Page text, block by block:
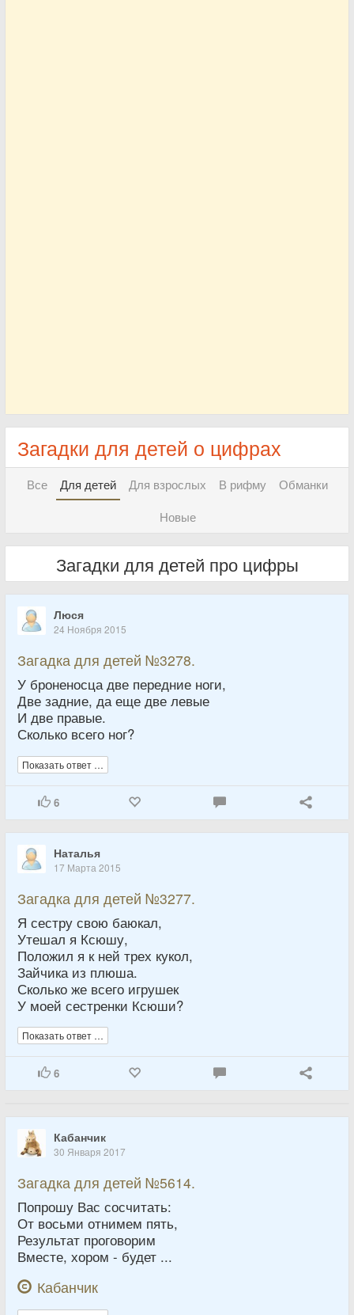
Загадки для детей о цифрах
Все Для детей Для взрослых В рифму
Обманки
Новые
Загадки для детей про цифры
Люся
24 Ноября 2015
Загадка для детей №3278.
У броненосца две передние ноги,
Две задние, да еще две левые
И две правые.
Сколько всего ног?
Показать ответ …
6
Наталья
17 Марта 2015
Загадка для детей №3277.
Я сестру свою баюкал,
Утешал я Ксюшу,
Положил я к ней трех кукол,
Зайчика из плюша.
Сколько же всего игрушек
У моей сестренки Ксюши?
Показать ответ …
6
Кабанчик
30 Января 2017
Загадка для детей №5614.
Попрошу Вас сосчитать:
От восьми отнимем пять,
Результат проговорим
Вместе, хором - будет ...
Кабанчик